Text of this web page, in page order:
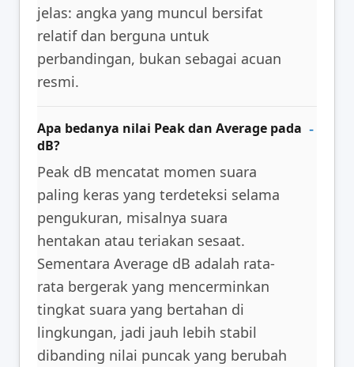
jelas: angka yang muncul bersifat
relatif dan berguna untuk
perbandingan, bukan sebagai acuan
resmi.
Apa bedanya nilai Peak dan Average pada
dB?
Peak dB mencatat momen suara
paling keras yang terdeteksi selama
pengukuran, misalnya suara
hentakan atau teriakan sesaat.
Sementara Average dB adalah rata-
rata bergerak yang mencerminkan
tingkat suara yang bertahan di
lingkungan, jadi jauh lebih stabil
dibanding nilai puncak yang berubah